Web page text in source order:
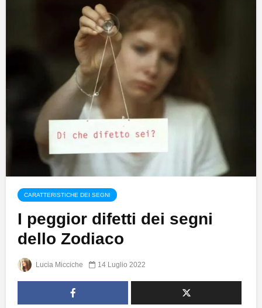
CARATTERISTICHE DEI SEGNI
I peggior difetti dei segni
dello Zodiaco
Lucia Micciche 14 Luglio 2022